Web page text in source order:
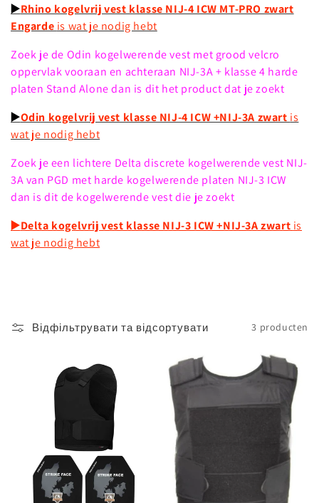
i
e
:
▶️Rhino kogelvrij vest klasse NIJ-4 ICW MT-PRO zwart
Engarde is wat je nodig hebt
Zoek je de Odin kogelwerende vest met grood velcro
oppervlak vooraan en achteraan NIJ-3A + klasse 4 harde
platen Stand Alone dan is dit het product dat je zoekt
▶️Odin kogelvrij vest klasse NIJ-4 ICW +NIJ-3A zwart is
wat je nodig hebt
Zoek je een lichtere Delta discrete kogelwerende vest NIJ-
3A van PGD met harde kogelwerende platen NIJ-3 ICW
dan is dit de kogelwerende vest die je zoekt
▶️Delta kogelvrij vest klasse NIJ-3 ICW +NIJ-3A zwart is
wat je nodig hebt
Відфільтрувати та відсортувати 3 producten